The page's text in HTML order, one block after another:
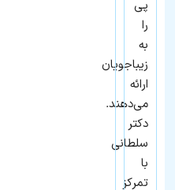
پی
را
به
زیباجویان
ارائه
می‌دهند.
دکتر
سلطانی
با
تمرکز